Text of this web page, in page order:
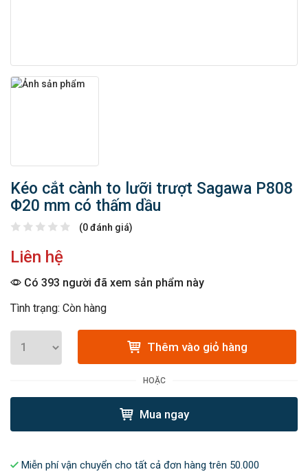
Kéo cắt cành to lưỡi trượt Sagawa P808
Φ20 mm có thấm dầu
(0 đánh giá)
Liên hệ
Có 393 người đã xem sản phẩm này
Tình trạng: Còn hàng
Thêm vào giỏ hàng
HOẶC
Mua ngay
Miễn phí vận chuyển cho tất cả đơn hàng trên 50.000